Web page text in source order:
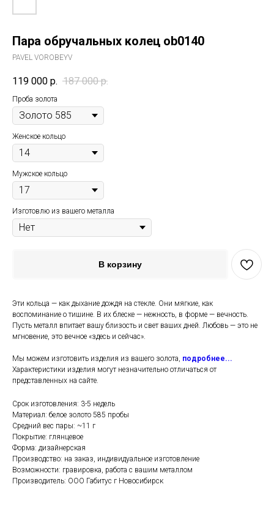
Пара обручальных колец ob0140
PAVEL VOROBEYV
119 000 р. 187 000 р.
Проба золота
Женское кольцо
Мужское кольцо
Изготовлю из вашего металла
В корзину
Эти кольца — как дыхание дождя на стекле. Они мягкие, как
воспоминание о тишине. В их блеске — нежность, в форме — вечность.
Пусть металл впитает вашу близость и свет ваших дней. Любовь — это не
мгновение, это вечное «здесь и сейчас».
Мы можем изготовить изделия из вашего золота, подробнее...
Характеристики изделия могут незначительно отличаться от
представленных на сайте.
Срок изготовления: 3-5 недель
Материал: белое золото 585 пробы
Средний вес пары: ~11 г
Покрытие: глянцевое
Форма: дизайнерская
Производство: на заказ, индивидуальное изготовление
Возможности: гравировка, работа с вашим металлом
Производитель: ООО Габитус г Новосибирск